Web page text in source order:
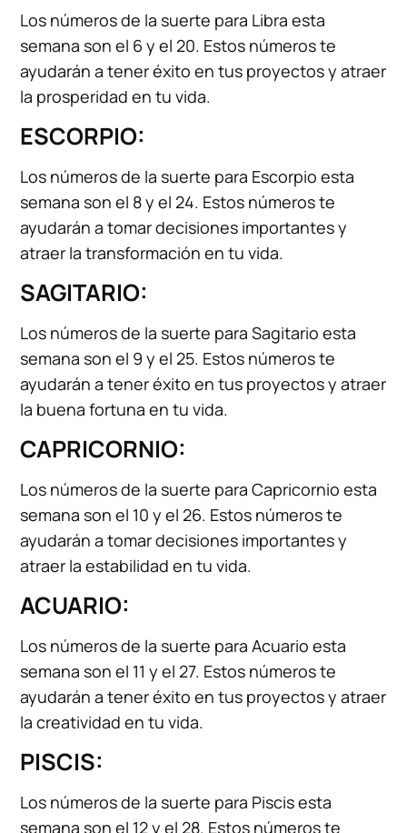
Los números de la suerte para Libra esta
semana son el 6 y el 20. Estos números te
ayudarán a tener éxito en tus proyectos y atraer
la prosperidad en tu vida.
ESCORPIO:
Los números de la suerte para Escorpio esta
semana son el 8 y el 24. Estos números te
ayudarán a tomar decisiones importantes y
atraer la transformación en tu vida.
SAGITARIO:
Los números de la suerte para Sagitario esta
semana son el 9 y el 25. Estos números te
ayudarán a tener éxito en tus proyectos y atraer
la buena fortuna en tu vida.
CAPRICORNIO:
Los números de la suerte para Capricornio esta
semana son el 10 y el 26. Estos números te
ayudarán a tomar decisiones importantes y
atraer la estabilidad en tu vida.
ACUARIO:
Los números de la suerte para Acuario esta
semana son el 11 y el 27. Estos números te
ayudarán a tener éxito en tus proyectos y atraer
la creatividad en tu vida.
PISCIS:
Los números de la suerte para Piscis esta
semana son el 12 y el 28. Estos números te